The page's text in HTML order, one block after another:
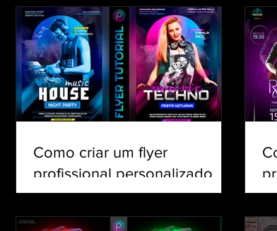
Partida de Futebol Design
Como criar um flyer
profissional personalizado
para eventos e shows pelo
celular | Tutorial PicsArt